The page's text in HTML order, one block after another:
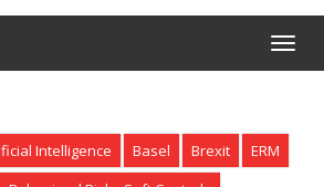
Intelligence Basel Brexit
ERM